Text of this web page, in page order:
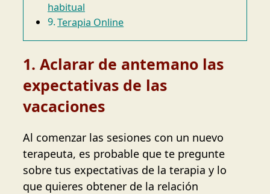
habitual
Terapia Online
1. Aclarar de antemano las
expectativas de las
vacaciones
Al comenzar las sesiones con un nuevo
terapeuta, es probable que te pregunte
sobre tus expectativas de la terapia y lo
que quieres obtener de la relación